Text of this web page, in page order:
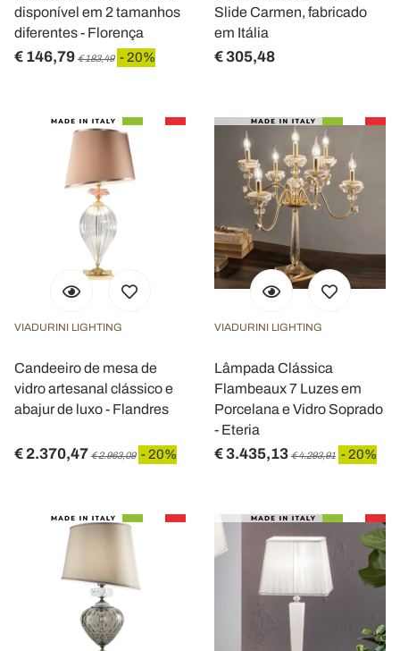
disponível em 2 tamanhos
diferentes - Florença
€ 146,79 € 183,49 - 20%
Slide Carmen, fabricado
em Itália
€ 305,48
VIADURINI LIGHTING
Candeeiro de mesa de
vidro artesanal clássico e
abajur de luxo - Flandres
€ 2.370,47 € 2.963,09 - 20%
VIADURINI LIGHTING
Lâmpada Clássica
Flambeaux 7 Luzes em
Porcelana e Vidro Soprado
- Eteria
€ 3.435,13 € 4.293,91 - 20%